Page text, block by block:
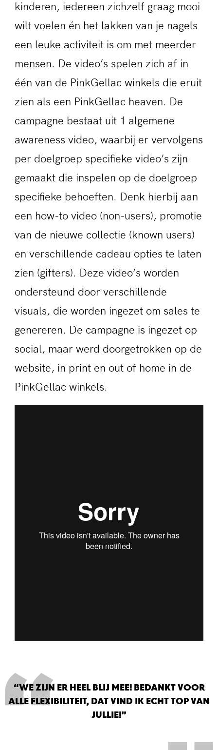
kinderen, iedereen zichzelf graag mooi
wilt voelen én het lakken van je nagels
een leuke activiteit is om met meerder
mensen. De video’s spelen zich af in
één van de PinkGellac winkels die eruit
zien als een PinkGellac heaven. De
campagne bestaat uit 1 algemene
awareness video, waarbij er vervolgens
per doelgroep specifieke video’s zijn
gemaakt die inspelen op de doelgroep
specifieke behoeften. Denk hierbij aan
een how-to video (non-users), promotie
van de nieuwe collectie (known users)
en verschillende cadeau opties te laten
zien (gifters). Deze video’s worden
ondersteund door verschillende
visuals, die worden ingezet om sales te
genereren. De campagne is ingezet op
social, maar werd doorgetrokken op de
website, in print en out of home in de
PinkGellac winkels.
“WE ZIJN ER HEEL BLIJ MEE! BEDANKT VOOR
ALLE FLEXIBILITEIT, DAT VIND IK ECHT TOP VAN
JULLIE!”